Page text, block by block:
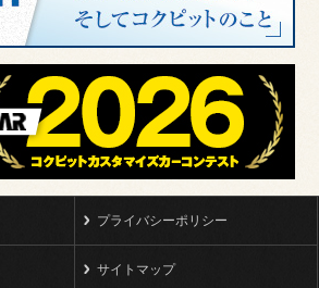
プライバシーポリシー
サイトマップ